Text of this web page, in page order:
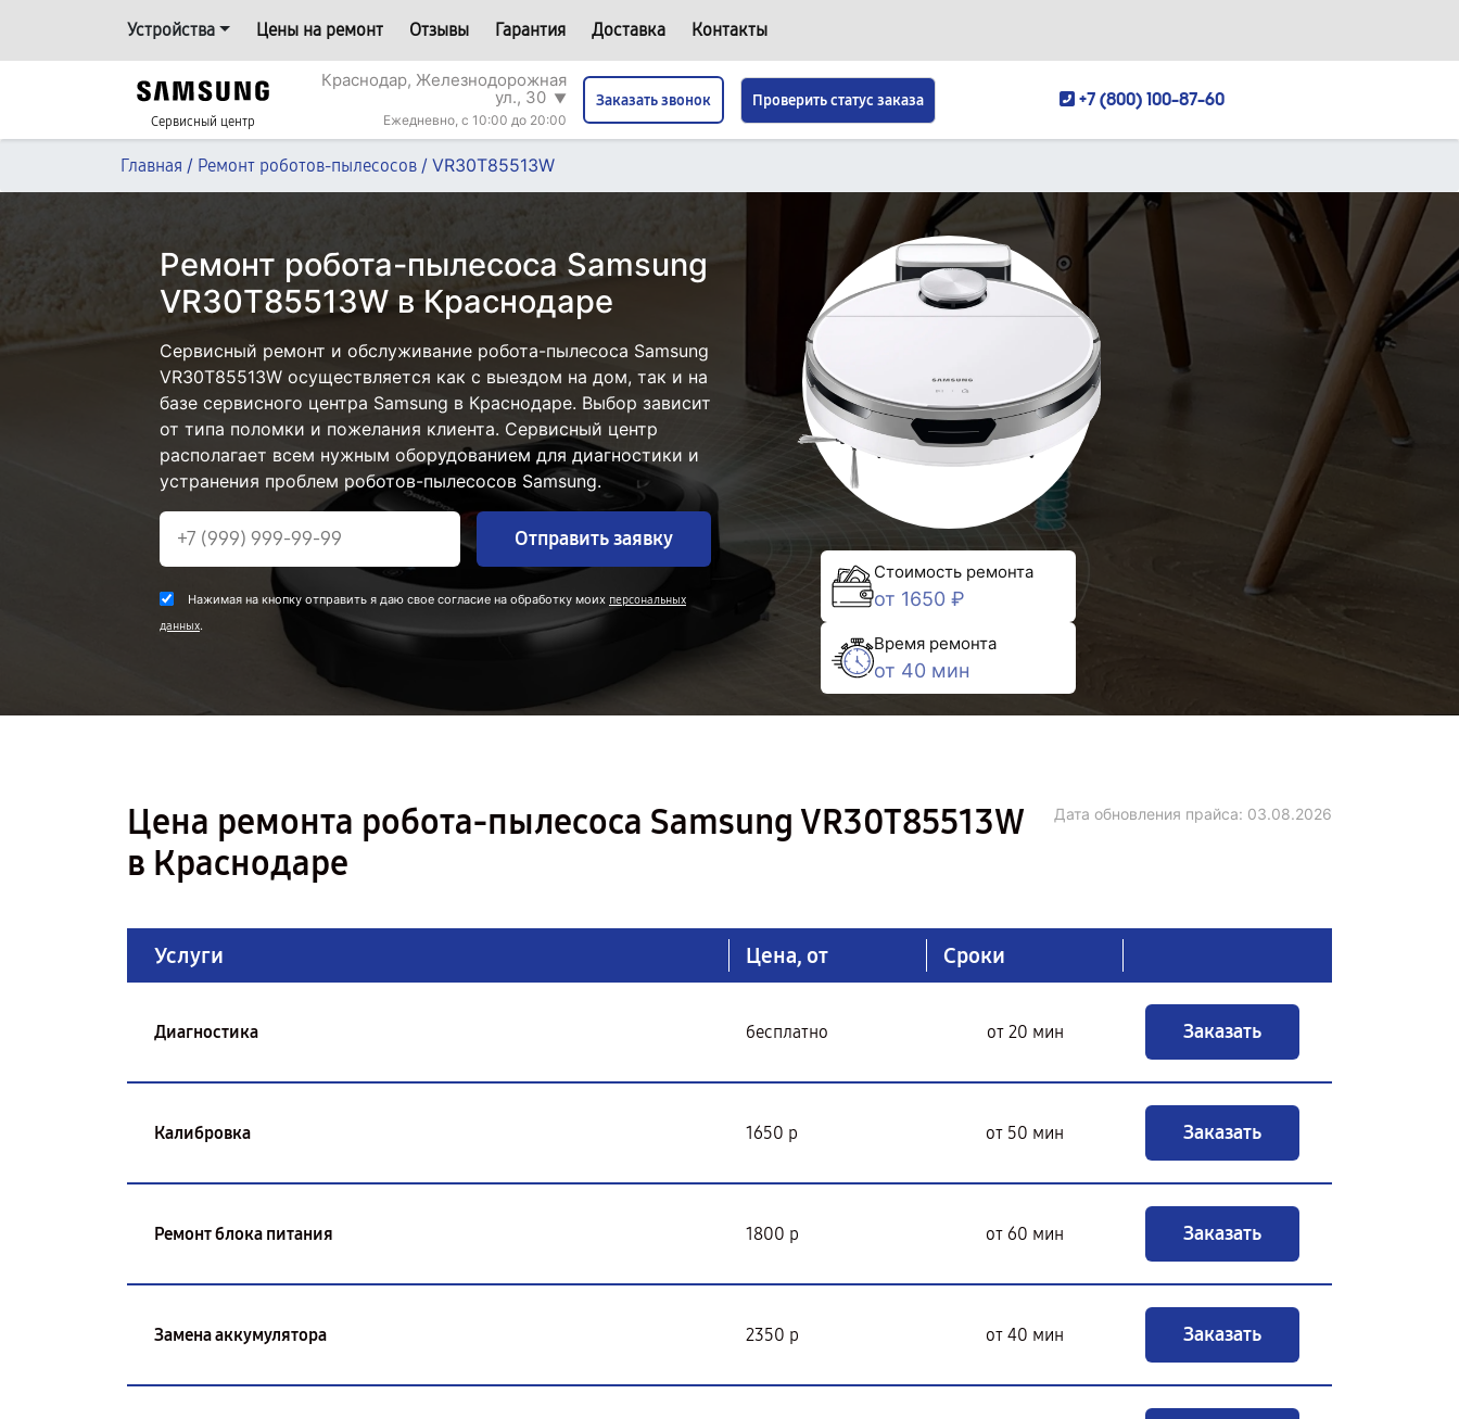
Устройства Цены на ремонт Отзывы Гарантия Доставка Контакты
Сервисный центр
Краснодар, Железнодорожная
ул., 30 ▼
Ежедневно, с 10:00 до 20:00
Заказать звонок Проверить статус заказа +7 (800) 100-87-60
Главная / Ремонт роботов-пылесосов / VR30T85513W
Ремонт робота-пылесоса Samsung
VR30T85513W в Краснодаре
Сервисный ремонт и обслуживание робота-пылесоса Samsung
VR30T85513W осуществляется как с выездом на дом, так и на
базе сервисного центра Samsung в Краснодаре. Выбор зависит
от типа поломки и пожелания клиента. Сервисный центр
располагает всем нужным оборудованием для диагностики и
устранения проблем роботов-пылесосов Samsung.
Отправить заявку
Нажимая на кнопку отправить я даю свое согласие на обработку моих персональных
данных.
Стоимость ремонта
от 1650 ₽
Время ремонта
от 40 мин
Цена ремонта робота-пылесоса Samsung VR30T85513W
в Краснодаре
Дата обновления прайса: 03.08.2026
Услуги Цена, от Сроки
Диагностика бесплатно от 20 мин Заказать
Калибровка 1650 р от 50 мин Заказать
Ремонт блока питания 1800 р от 60 мин Заказать
Замена аккумулятора 2350 р от 40 мин Заказать